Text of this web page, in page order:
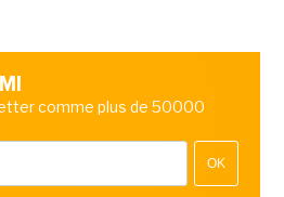
comme plus de 50000
OK